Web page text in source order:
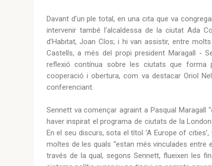
Davant d’un ple total, en una cita que va
intervenir també l’alcaldessa de la ciutat Ada
d’Habitat, Joan Clos; i hi van assistir, entre
Castells, a més del propi president Maragall -
reflexió contínua sobre les ciutats que forma
cooperació i obertura, com va destacar Oriol
conferenciant.
Sennett va començar agraint a Pasqual Maragall
haver inspirat el programa de ciutats de la
En el seu discurs, sota el títol ’A Europe of
moltes de les quals “estan més vinculades entre
través de la qual, segons Sennett, flueixen les